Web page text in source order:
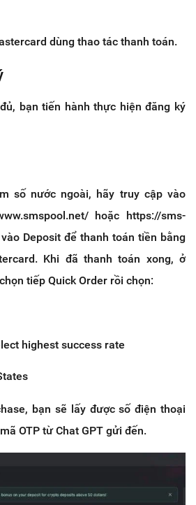
dùng thao tác thanh toán.
bạn tiến hành thực hiện đăng ký
số nước ngoài, hãy truy cập vào
hoặc https://sms-
Deposit để thanh toán tiền bằng
Khi đã thanh toán xong, ở
tiếp Quick Order rồi chọn:
highest success rate
bạn sẽ lấy được số điện thoại
OTP từ Chat GPT gửi đến.